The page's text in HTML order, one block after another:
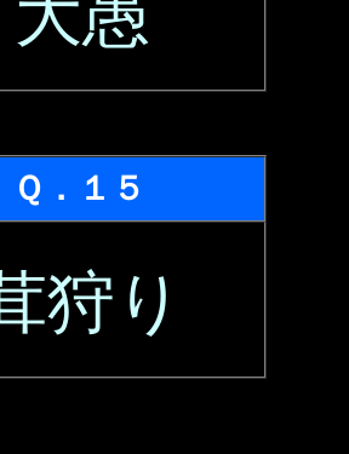
大愚
Ｑ．１５
狩り